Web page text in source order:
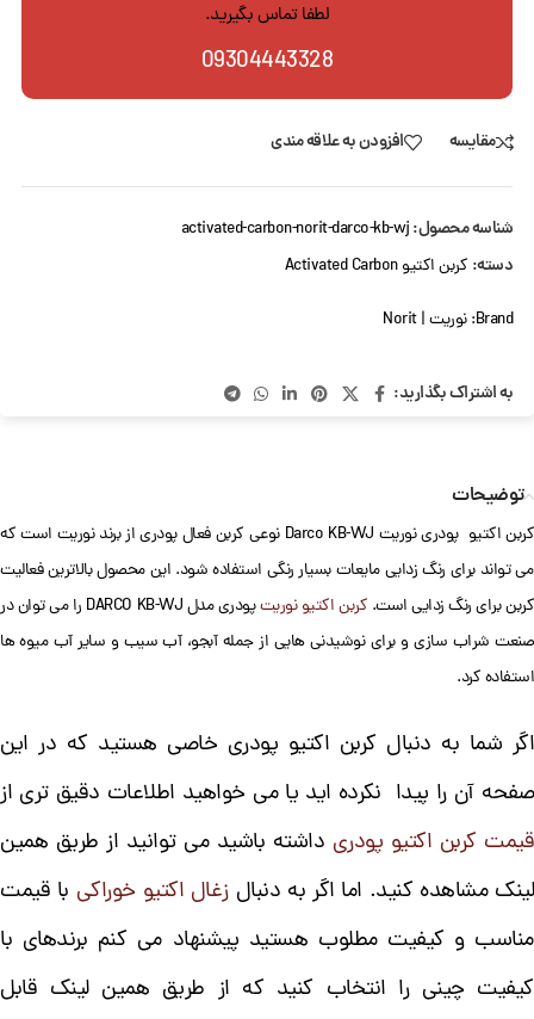
لطفا تماس بگیرید.
09304443328
مقایسه افزودن به علاقه مندی
شناسه محصول:activated-carbon-norit-darco-kb-wj
دسته: کربن اکتیو Activated Carbon
Brand: نوریت | Norit
به اشتراک بگذارید:
توضیحات
کربن اکتیو پودری نوریت Darco KB-WJ نوعی کربن فعال پودری از برند نوریت است که
می تواند برای رنگ زدایی مایعات بسیار رنگی استفاده شود. این محصول بالاترین فعالیت
کربن برای رنگ زدایی است. کربن اکتیو نوریت
پودری مدل DARCO KB-WJ را می توان در
صنعت شراب سازی و برای نوشیدنی هایی از جمله آبجو، آب سیب و سایر آب میوه ها
استفاده کرد.
اگر شما به دنبال کربن اکتیو پودری خاصی هستید که در این
صفحه آن را پیدا نکرده اید یا می خواهید اطلاعات دقیق تری از
قیمت کربن اکتیو پودری داشته باشید می توانید از طریق همین
لینک مشاهده کنید. اما اگر به دنبالزغال اکتیو خوراکی با قیمت
مناسب و کیفیت مطلوب هستید پیشنهاد می کنم برندهای با
کیفیت چینی را انتخاب کنید که از طریق همین لینک قابل